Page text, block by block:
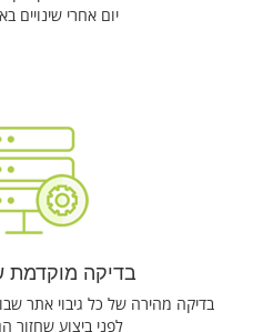
יום אחרי שינויים
בדיקה מוקדמת
בדיקה מהירה של כל גיבוי אתר
לפני ביצוע שחזור